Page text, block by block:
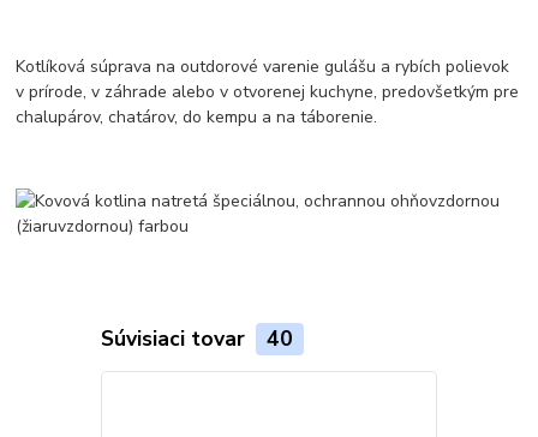
Kotlíková súprava na outdorové varenie gulášu a rybích polievok
v prírode, v záhrade alebo v otvorenej kuchyne, predovšetkým pre
chalupárov, chatárov, do kempu a na táborenie.
Súvisiaci tovar 40